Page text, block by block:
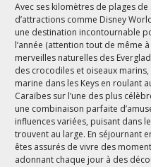
Avec ses kilomètres de plages
d’attractions comme Disney
une destination incontournable
l’année (attention tout de même
merveilles naturelles des
des crocodiles et oiseaux
marine dans les Keys en roulant
Caraïbes sur l’une des plus
une combinaison parfaite
influences variées, puisant dans
trouvent au large. En séjournant
êtes assurés de vivre des
adonnant chaque jour à des